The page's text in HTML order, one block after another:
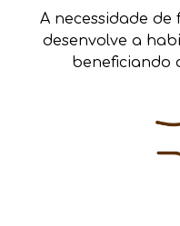
A necessidade de
desenvolve a
beneficiando